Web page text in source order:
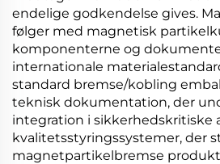
endelige godkendelse gives.
følger med magnetisk
komponenterne og
internationale
standard bremse/kobling
teknisk dokumentation, der
integration i sikkerhedskritiske
kvalitetsstyringssystemer, der
magnetpartikelbremse